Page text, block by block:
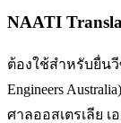
NAATI
ต้องใช้สำหรับยื่น
Engineers
ศาลออสเตรเลีย